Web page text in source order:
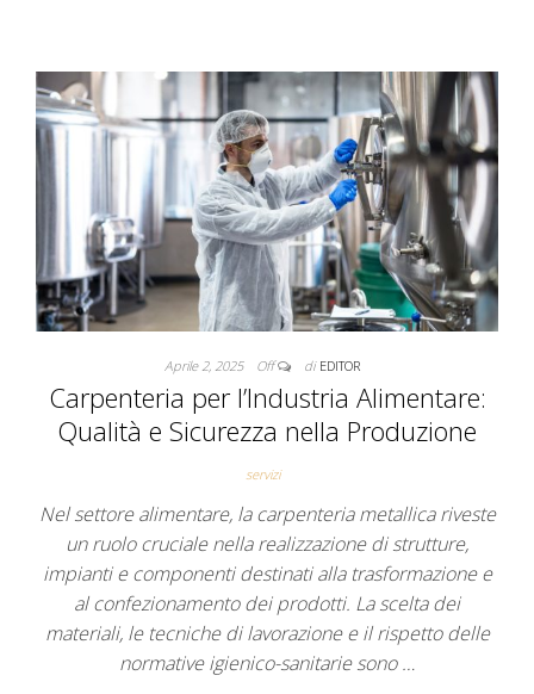
Aprile 2, 2025 Off di EDITOR
Carpenteria per l’Industria Alimentare:
Qualità e Sicurezza nella Produzione
servizi
Nel settore alimentare, la carpenteria metallica riveste
un ruolo cruciale nella realizzazione di strutture,
impianti e componenti destinati alla trasformazione e
al confezionamento dei prodotti. La scelta dei
materiali, le tecniche di lavorazione e il rispetto delle
normative igienico-sanitarie sono …